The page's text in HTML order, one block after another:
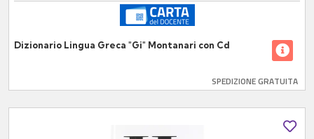
Dizionario Lingua Greca "Gi" Montanari con Cd
SPEDIZIONE GRATUITA